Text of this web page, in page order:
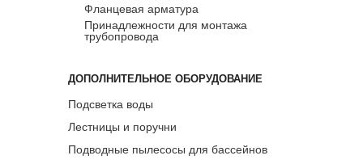
Фланцевая арматура
Принадлежности для монтажа
трубопровода
ДОПОЛНИТЕЛЬНОЕ ОБОРУДОВАНИЕ
Подсветка воды
Лестницы и поручни
Подводные пылесосы для бассейнов